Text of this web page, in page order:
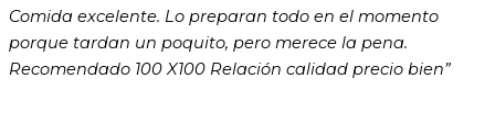
Comida excelente. Lo preparan todo en el momento
porque tardan un poquito, pero merece la pena.
Recomendado 100 X100 Relación calidad precio bien”